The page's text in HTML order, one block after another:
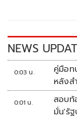
NEWS
0:03 น.
คู่มือท
หลังส
0:01 น.
สอบท้
มั่น'รั